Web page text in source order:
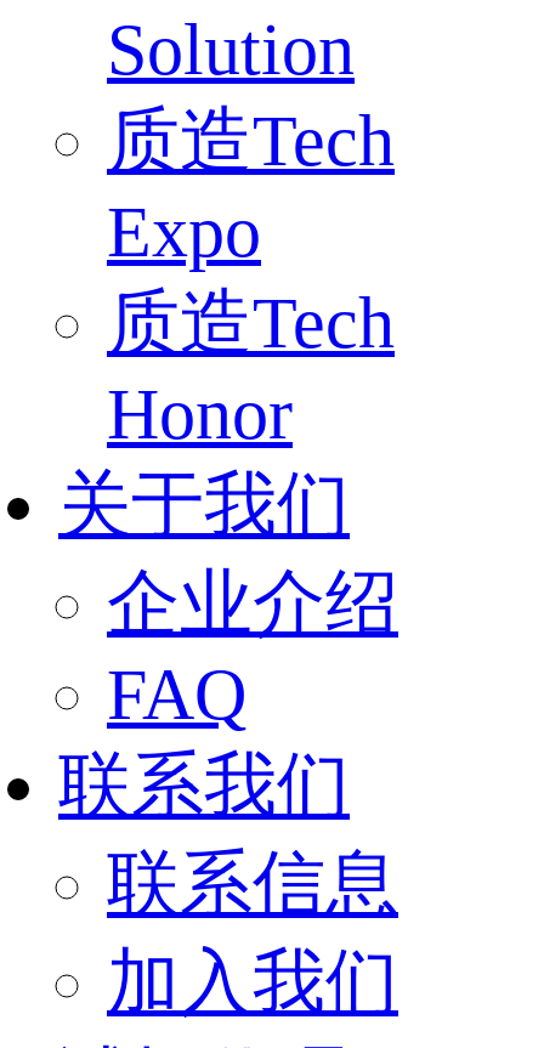
Solution
质造Tech
Expo
质造Tech
Honor
关于我们
企业介绍
FAQ
联系我们
联系信息
加入我们